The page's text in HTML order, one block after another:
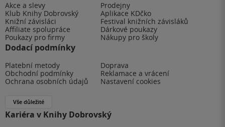
Akce a slevy
Prodejny
Klub Knihy Dobrovský
Aplikace KDčko
Knižní závisláci
Festival knižních závisláků
Affiliate spolupráce
Dárkové poukazy
Poukazy pro firmy
Nákupy pro školy
Dodací podmínky
Platební metody
Doprava
Obchodní podmínky
Reklamace a vrácení
Ochrana osobních údajů
Nastavení cookies
Vše důležité
Kariéra v Knihy Dobrovský